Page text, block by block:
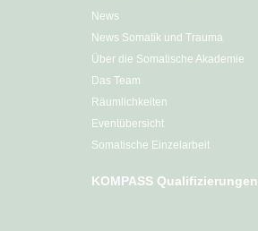
News
News Somatik und Trauma
Über die Somatische Akademie
Das Team
Räumlichkeiten
Eventübersicht
Somatische Einzelarbeit
KOMPASS Qualifizierungen